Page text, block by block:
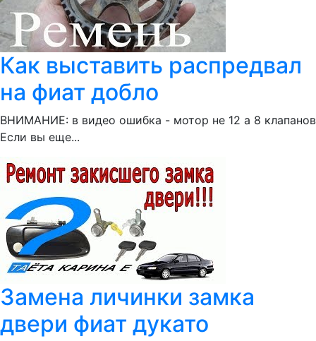
Как выставить распредвал
на фиат добло
ВНИМАНИЕ: в видео ошибка - мотор не 12 а 8 клапанов
Если вы еще...
Замена личинки замка
двери фиат дукато